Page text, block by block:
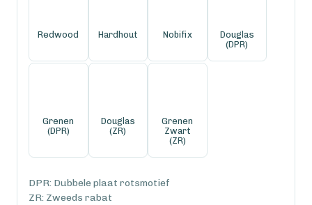
Redwood Hardhout Nobifix
Douglas
(DPR)
Grenen
(DPR)
Douglas
(ZR)
Grenen
Zwart
(ZR)
DPR: Dubbele plaat rotsmotief
ZR: Zweeds rabat